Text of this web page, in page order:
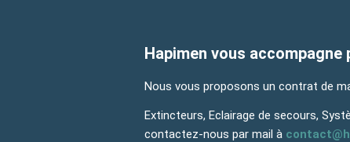
Hapimen vous
Nous vous proposons un contrat de
Extincteurs, Eclairage de secours,
contactez-nous par mail à